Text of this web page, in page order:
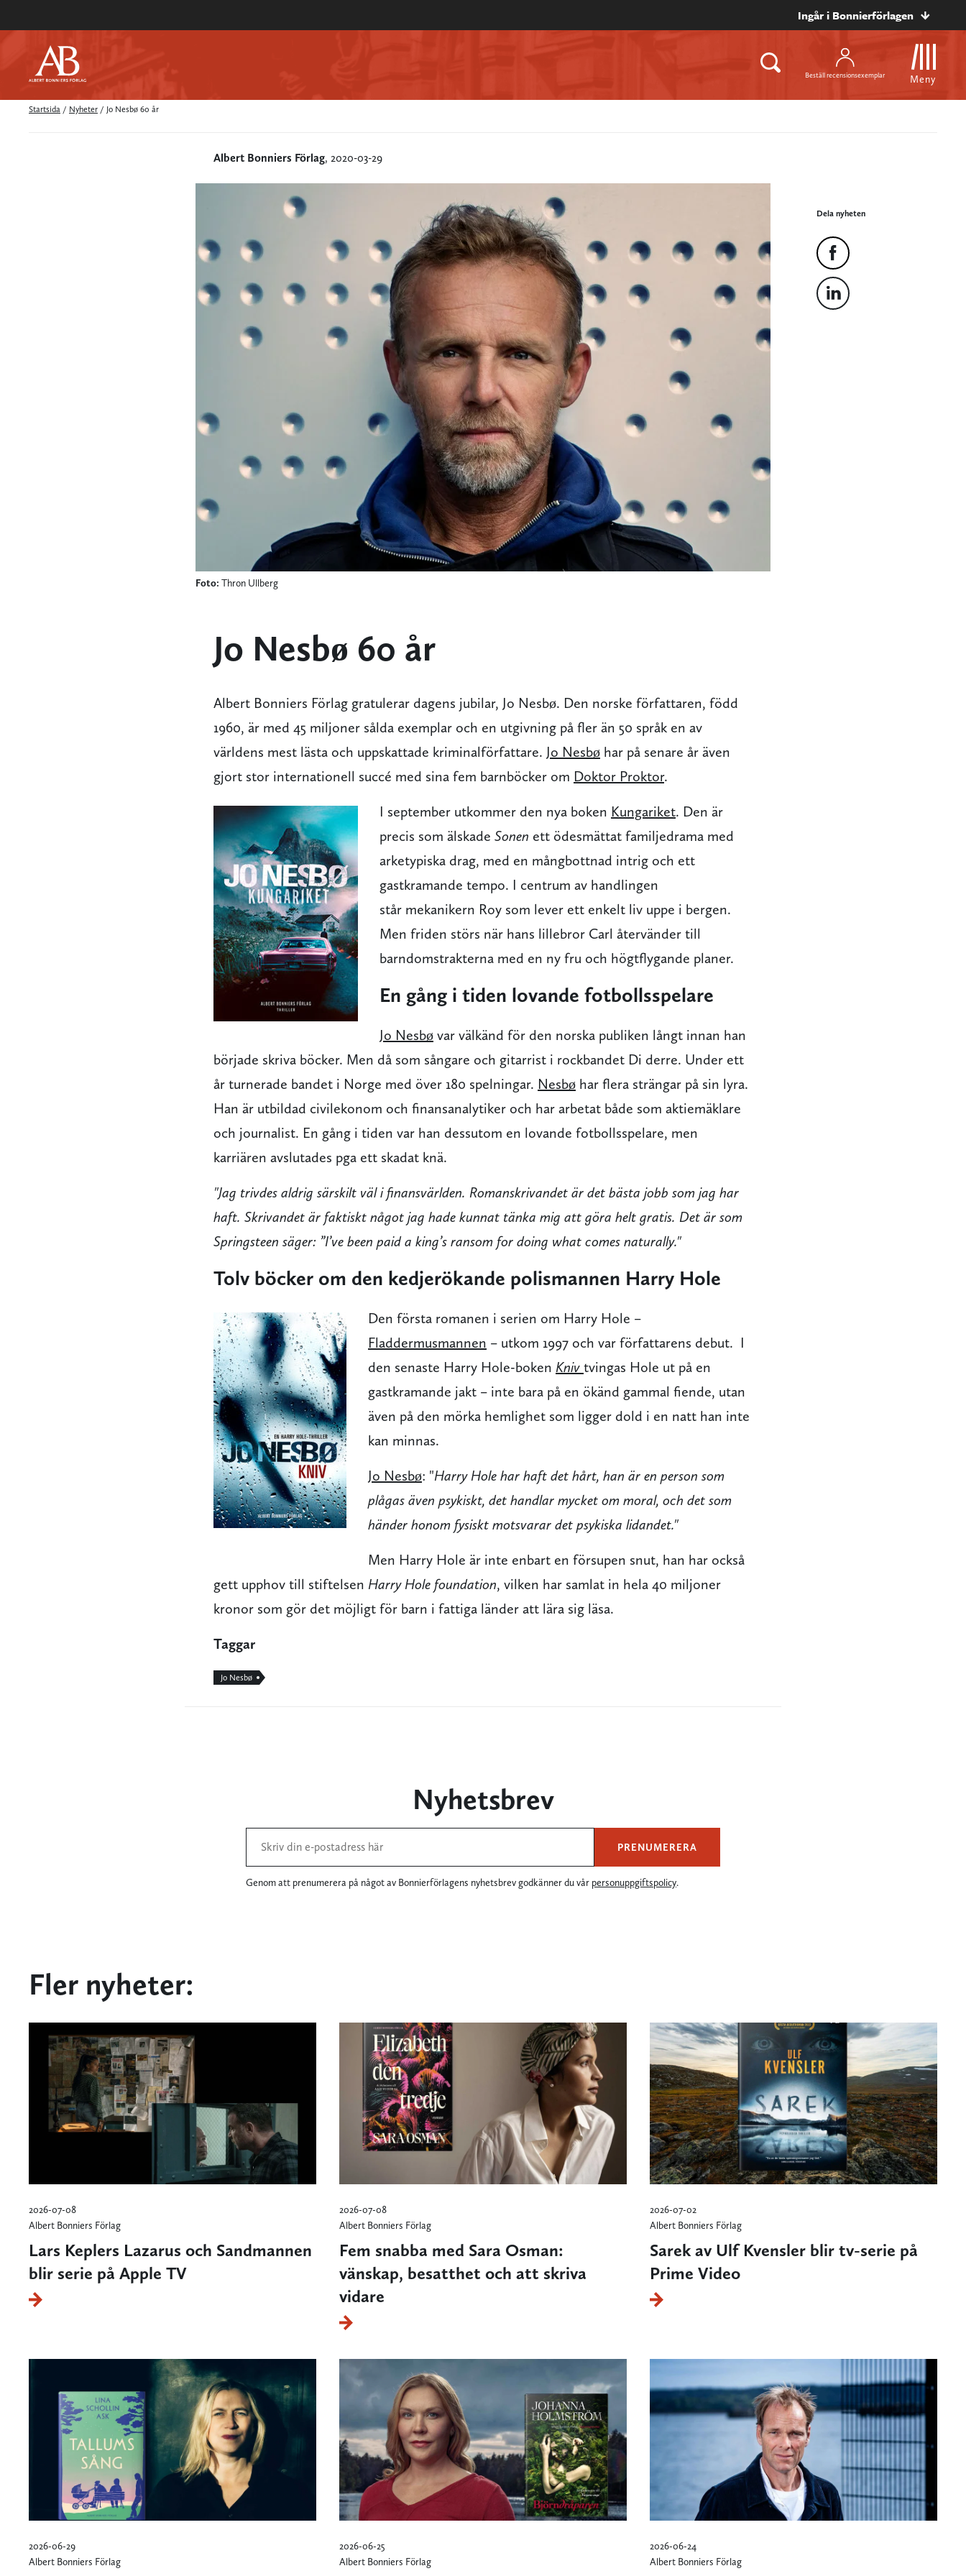
Ingår i Bonnierförlagen
Beställ recensionsexemplar Meny
Startsida / Nyheter / Jo Nesbø 60 år
Albert Bonniers Förlag, 2020-03-29
Foto: Thron Ullberg
Dela nyheten
Jo Nesbø 60 år
Albert Bonniers Förlag gratulerar dagens jubilar, Jo Nesbø. Den norske författaren, född
1960, är med 45 miljoner sålda exemplar och en utgivning på fler än 50 språk en av
världens mest lästa och uppskattade kriminalförfattare. Jo Nesbø har på senare år även
gjort stor internationell succé med sina fem barnböcker om Doktor Proktor.
I september utkommer den nya boken Kungariket. Den är
precis som älskade Sonen ett ödesmättat familjedrama med
arketypiska drag, med en mångbottnad intrig och ett
gastkramande tempo. I centrum av handlingen
står mekanikern Roy som lever ett enkelt liv uppe i bergen.
Men friden störs när hans lillebror Carl återvänder till
barndomstrakterna med en ny fru och högtflygande planer.
En gång i tiden lovande fotbollsspelare
Jo Nesbø var välkänd för den norska publiken långt innan han
började skriva böcker. Men då som sångare och gitarrist i rockbandet Di derre. Under ett
år turnerade bandet i Norge med över 180 spelningar. Nesbø har flera strängar på sin lyra.
Han är utbildad civilekonom och finansanalytiker och har arbetat både som aktiemäklare
och journalist. En gång i tiden var han dessutom en lovande fotbollsspelare, men
karriären avslutades pga ett skadat knä.
"Jag trivdes aldrig särskilt väl i finansvärlden. Romanskrivandet är det bästa jobb som jag har
haft. Skrivandet är faktiskt något jag hade kunnat tänka mig att göra helt gratis. Det är som
Springsteen säger: ”I’ve been paid a king’s ransom for doing what comes naturally."
Tolv böcker om den kedjerökande polismannen Harry Hole
Den första romanen i serien om Harry Hole –
Fladdermusmannen – utkom 1997 och var författarens debut. I
den senaste Harry Hole-boken Kniv tvingas Hole ut på en
gastkramande jakt – inte bara på en ökänd gammal fiende, utan
även på den mörka hemlighet som ligger dold i en natt han inte
kan minnas.
Jo Nesbø: "Harry Hole har haft det hårt, han är en person som
plågas även psykiskt, det handlar mycket om moral, och det som
händer honom fysiskt motsvarar det psykiska lidandet."
Men Harry Hole är inte enbart en försupen snut, han har också
gett upphov till stiftelsen Harry Hole foundation, vilken har samlat in hela 40 miljoner
kronor som gör det möjligt för barn i fattiga länder att lära sig läsa.
Taggar
Jo Nesbø
Nyhetsbrev
PRENUMERERA
Genom att prenumerera på något av Bonnierförlagens nyhetsbrev godkänner du vår personuppgiftspolicy.
Fler nyheter:
2026-07-08
Albert Bonniers Förlag
Lars Keplers Lazarus och Sandmannen
blir serie på Apple TV
2026-07-08
Albert Bonniers Förlag
Fem snabba med Sara Osman:
vänskap, besatthet och att skriva
vidare
2026-07-02
Albert Bonniers Förlag
Sarek av Ulf Kvensler blir tv-serie på
Prime Video
2026-06-29
Albert Bonniers Förlag
2026-06-25
Albert Bonniers Förlag
2026-06-24
Albert Bonniers Förlag